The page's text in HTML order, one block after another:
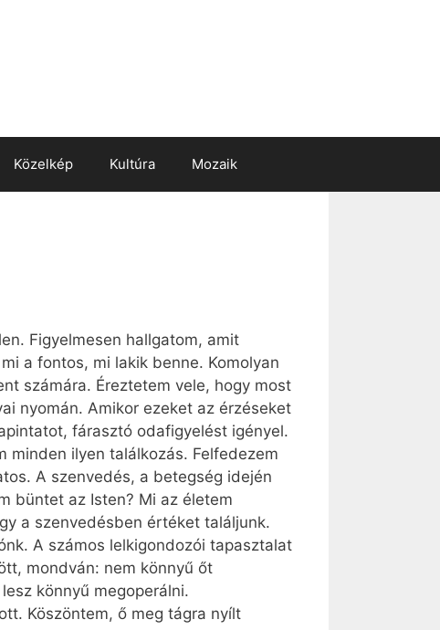
Közelkép Kultúra Mozaik
Figyelmesen hallgatom, amit
a fontos, mi lakik benne. Komolyan
számára. Éreztetem vele, hogy most
nyomán. Amikor ezeket az érzéseket
fárasztó odafigyelést igényel.
minden ilyen találkozás. Felfedezem
A szenvedés, a betegség idején
büntet az Isten? Mi az életem
a szenvedésben értéket találjunk.
A számos lelkigondozói tapasztalat
mondván: nem könnyű őt
könnyű megoperálni.
Köszöntem, ő meg tágra nyílt